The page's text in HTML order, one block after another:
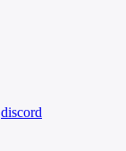
discord